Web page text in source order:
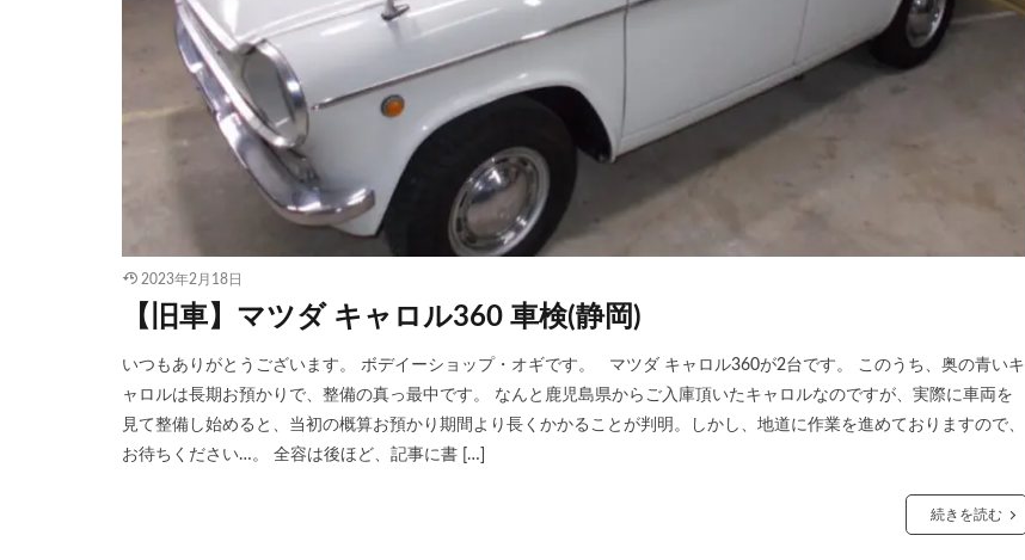
2023年2月18日
【旧車】マツダ キャロル360 車検(静岡)
いつもありがとうございます。 ボデイーショップ・オギです。 マツダ キャロル360が2台です。 このうち、奥の青いキ
ャロルは長期お預かりで、整備の真っ最中です。 なんと鹿児島県からご入庫頂いたキャロルなのですが、実際に車両を
見て整備し始めると、当初の概算お預かり期間より長くかかることが判明。しかし、地道に作業を進めておりますので、
お待ちください…。 全容は後ほど、記事に書 […]
続きを読む